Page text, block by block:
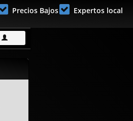
Precios Bajos Expertos local